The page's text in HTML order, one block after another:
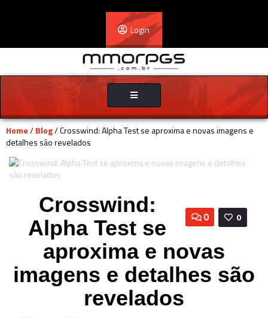
Login
Toggle
navigation
Home/Blog/ Crosswind: Alpha Test se aproxima e novas imagens e
detalhes são revelados
0
0
Crosswind:
Alpha Test se
aproxima e novas
imagens e detalhes são
revelados